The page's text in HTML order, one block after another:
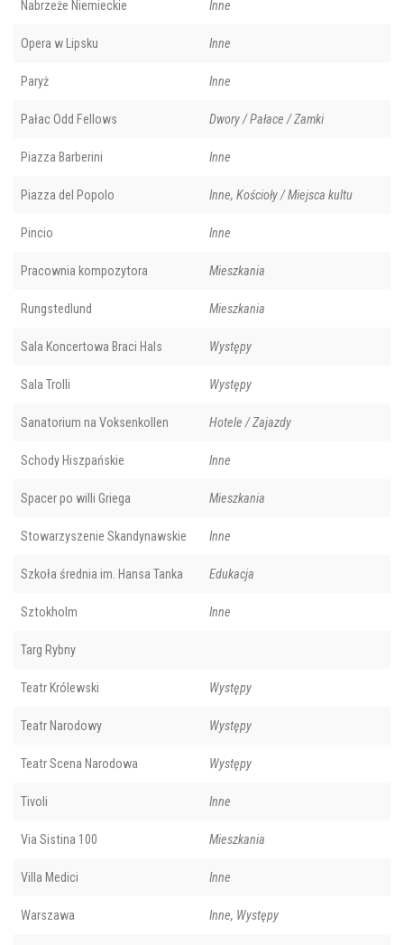
Nabrzeże Niemieckie Inne
Opera w Lipsku Inne
Paryż Inne
Pałac Odd Fellows Dwory / Pałace / Zamki
Piazza Barberini Inne
Piazza del Popolo Inne, Kościoły / Miejsca kultu
Pincio Inne
Pracownia kompozytora Mieszkania
Rungstedlund Mieszkania
Sala Koncertowa Braci Hals Występy
Sala Trolli Występy
Sanatorium na Voksenkollen Hotele / Zajazdy
Schody Hiszpańskie Inne
Spacer po willi Griega Mieszkania
Stowarzyszenie Skandynawskie Inne
Szkoła średnia im. Hansa Tanka Edukacja
Sztokholm Inne
Targ Rybny
Teatr Królewski Występy
Teatr Narodowy Występy
Teatr Scena Narodowa Występy
Tivoli Inne
Via Sistina 100 Mieszkania
Villa Medici Inne
Warszawa Inne, Występy